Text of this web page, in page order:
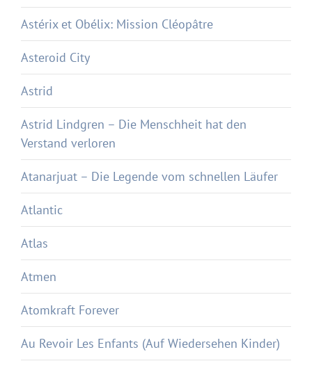
Astérix et Obélix: Mission Cléopâtre
Asteroid City
Astrid
Astrid Lindgren – Die Menschheit hat den
Verstand verloren
Atanarjuat – Die Legende vom schnellen Läufer
Atlantic
Atlas
Atmen
Atomkraft Forever
Au Revoir Les Enfants (Auf Wiedersehen Kinder)